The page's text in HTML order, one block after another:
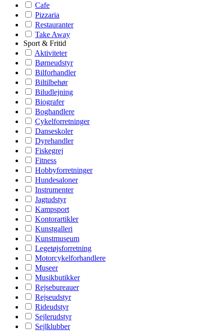
Cafe
Pizzaria
Restauranter
Take Away
Sport & Fritid
Aktiviteter
Børneudstyr
Bilforhandler
Biltilbehør
Biludlejning
Biografer
Boghandlere
Cykelforretninger
Danseskoler
Dyrehandler
Fiskegrej
Fitness
Hobbyforretninger
Hundesaloner
Instrumenter
Jagtudstyr
Kampsport
Kontorartikler
Kunstgalleri
Kunstmuseum
Legetøjsforretning
Motorcykelforhandlere
Museer
Musikbutikker
Rejsebureauer
Rejseudstyr
Rideudstyr
Sejlerudstyr
Sejlklubber